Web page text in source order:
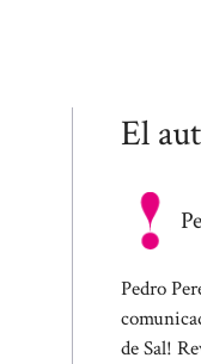
El
Pedro
de Sal!